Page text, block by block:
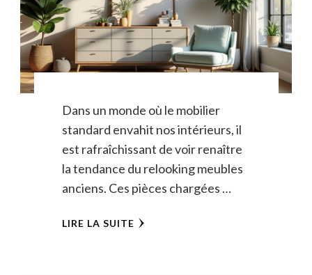
Dans un monde où le mobilier
standard envahit nos intérieurs, il
est rafraîchissant de voir renaître
la tendance du relooking meubles
anciens. Ces pièces chargées …
LIRE LA SUITE